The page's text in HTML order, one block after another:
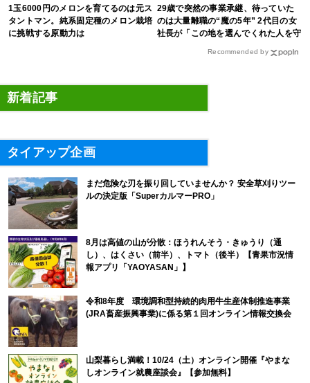
1玉6000円のメロンを育てるのは元ス
タントマン。純系固定種のメロン栽培
に挑戦する原動力は
29歳で突然の事業承継、待っていた
のは大量離職の“魔の5年” 2代目の女
社長が「この地を選んでくれた人を守
Recommended by
新着記事
タイアップ企画
まだ危険な刃を振り回していませんか？ 安全草刈りツー
ルの決定版「SuperカルマーPRO」
8月は高値の山が分散：ほうれんそう・きゅうり（通
し）、はくさい（前半）、トマト（後半）【青果市況情
報アプリ「YAOYASAN」】
令和8年度 環境調和型持続的肉用牛生産体制推進事業
(JRA畜産振興事業)に係る第１回オンライン情報交換会
山梨暮らし満載！10/24（土）オンライン開催『やまな
しオンライン就農座談会』【参加無料】